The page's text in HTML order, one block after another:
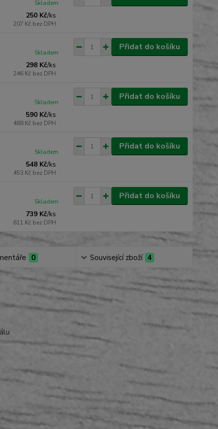
250 Kč/ks
207 Kč bez DPH
Skladem
298 Kč/ks
246 Kč bez DPH
Skladem
Přidat do košíku
590 Kč/ks
488 Kč bez DPH
Skladem
Přidat do košíku
548 Kč/ks
453 Kč bez DPH
Skladem
Přidat do košíku
739 Kč/ks
611 Kč bez DPH
Skladem
Přidat do košíku
0 Související zboží 4